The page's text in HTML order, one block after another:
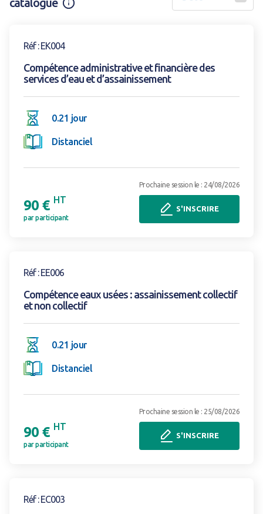
Réf : EK004
Compétence administrative et financière des
services d’eau et d’assainissement
0.21 jour
Distanciel
90 € HT
par participant
Prochaine session le : 24/08/2026
S'INSCRIRE
Réf : EE006
Compétence eaux usées : assainissement collectif
et non collectif
0.21 jour
Distanciel
90 € HT
par participant
Prochaine session le : 25/08/2026
S'INSCRIRE
Réf : EC003